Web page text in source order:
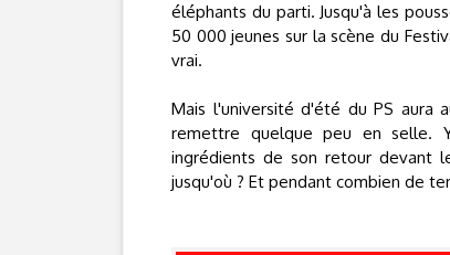
éléphants du parti. Jusqu'à les
50 000 jeunes sur la scène du
vrai.
Mais l'université d'été du PS aura
remettre quelque peu en selle.
ingrédients de son retour devant
jusqu'où ? Et pendant combien de